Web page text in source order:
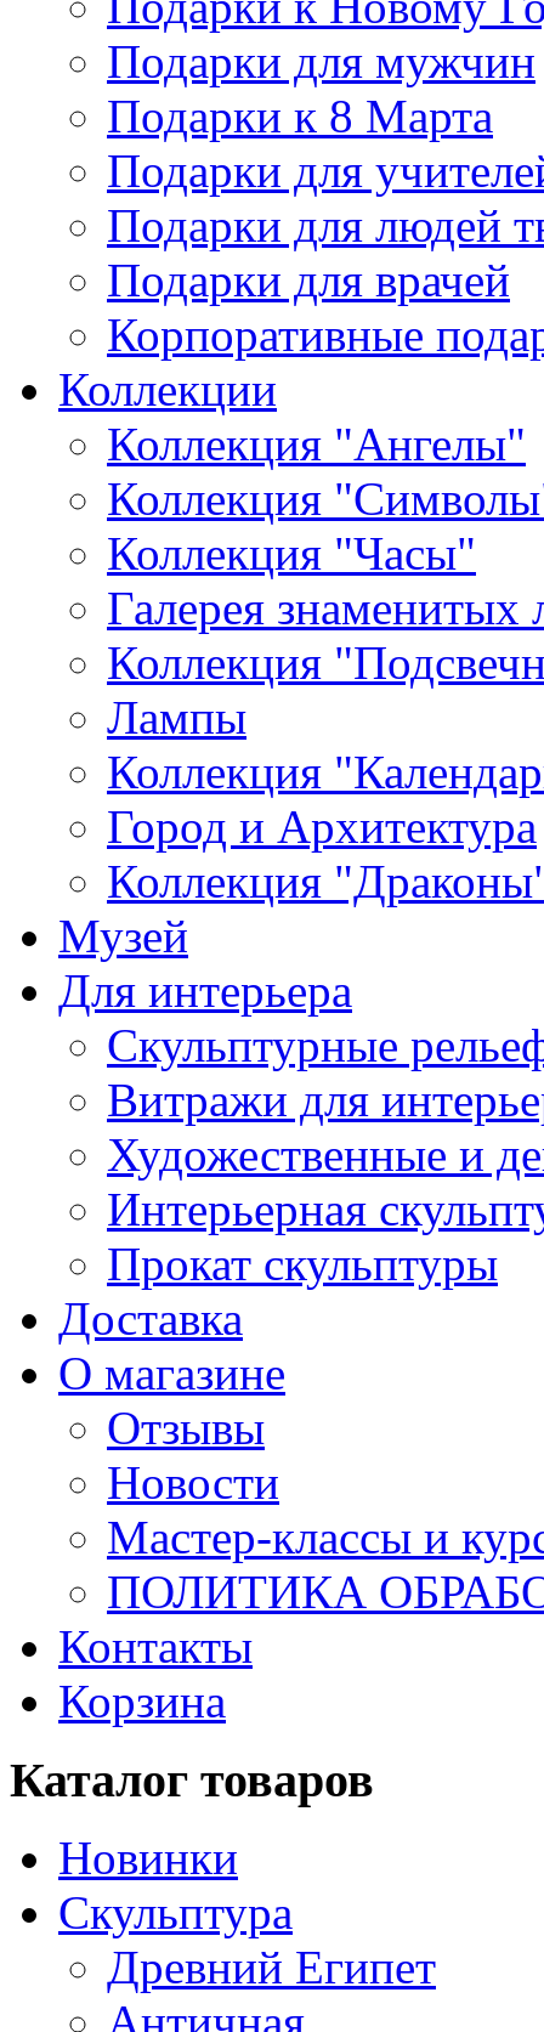
Подарки для мужчин
Подарки к 8 Марта
Подарки для
Подарки для людей
Подарки для врачей
Корпоративные
Коллекции
Коллекция "Ангелы"
Коллекция
Коллекция "Часы"
Галерея знаменитых
Коллекция
Лампы
Коллекция
Город и Архитектура
Коллекция
Музей
Для интерьера
Скульптурные
Витражи для
Художественные и
Интерьерная
Прокат скульптуры
Доставка
О магазине
Отзывы
Новости
Мастер-классы и
ПОЛИТИКА
Контакты
Корзина
Каталог товаров
Новинки
Скульптура
Древний Египет